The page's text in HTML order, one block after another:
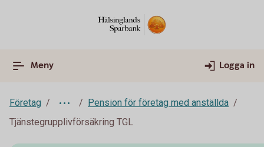
Meny Logga in
Företag
Pension för företag med anställda
Tjänstegrupplivförsäkring TGL